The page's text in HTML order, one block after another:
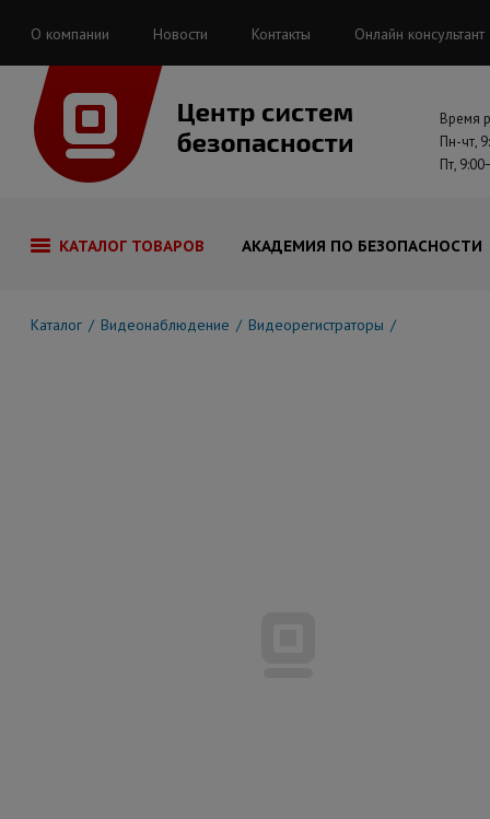
О компании Новости Контакты Онлайн консультант
Время
Пн-чт,
Пт,
КАТАЛОГ ТОВАРОВ АКАДЕМИЯ ПО БЕЗОПАСНОСТИ
Каталог Видеонаблюдение Видеорегистраторы